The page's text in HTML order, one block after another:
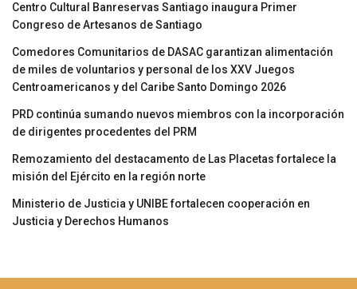
Centro Cultural Banreservas Santiago inaugura Primer
Congreso de Artesanos de Santiago
Comedores Comunitarios de DASAC garantizan alimentación
de miles de voluntarios y personal de los XXV Juegos
Centroamericanos y del Caribe Santo Domingo 2026
PRD continúa sumando nuevos miembros con la incorporación
de dirigentes procedentes del PRM
Remozamiento del destacamento de Las Placetas fortalece la
misión del Ejército en la región norte
Ministerio de Justicia y UNIBE fortalecen cooperación en
Justicia y Derechos Humanos